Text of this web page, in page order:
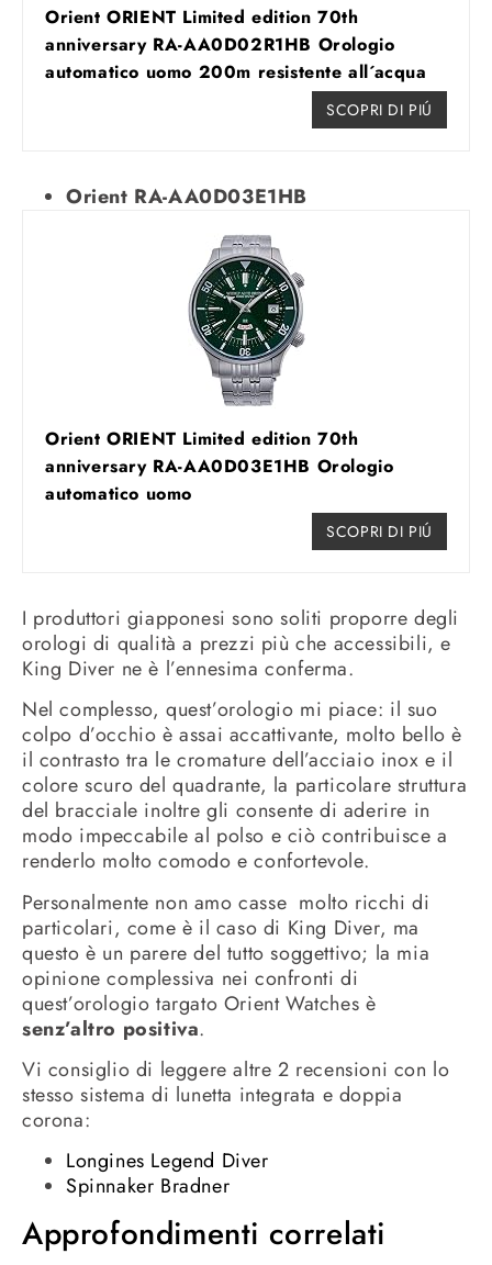
Orient ORIENT Limited edition 70th
anniversary RA-AA0D02R1HB Orologio
automatico uomo 200m resistente all´acqua
SCOPRI DI PIÚ
Orient RA-AA0D03E1HB
Orient ORIENT Limited edition 70th
anniversary RA-AA0D03E1HB Orologio
automatico uomo
SCOPRI DI PIÚ
I produttori giapponesi sono soliti proporre degli
orologi di qualità a prezzi più che accessibili, e
King Diver ne è l’ennesima conferma.
Nel complesso, quest’orologio mi piace: il suo
colpo d’occhio è assai accattivante, molto bello è
il contrasto tra le cromature dell’acciaio inox e il
colore scuro del quadrante, la particolare struttura
del bracciale inoltre gli consente di aderire in
modo impeccabile al polso e ciò contribuisce a
renderlo molto comodo e confortevole.
Personalmente non amo casse molto ricchi di
particolari, come è il caso di King Diver, ma
questo è un parere del tutto soggettivo; la mia
opinione complessiva nei confronti di
quest’orologio targato Orient Watches è
senz’altro positiva.
Vi consiglio di leggere altre 2 recensioni con lo
stesso sistema di lunetta integrata e doppia
corona:
Longines Legend Diver
Spinnaker Bradner
Approfondimenti correlati